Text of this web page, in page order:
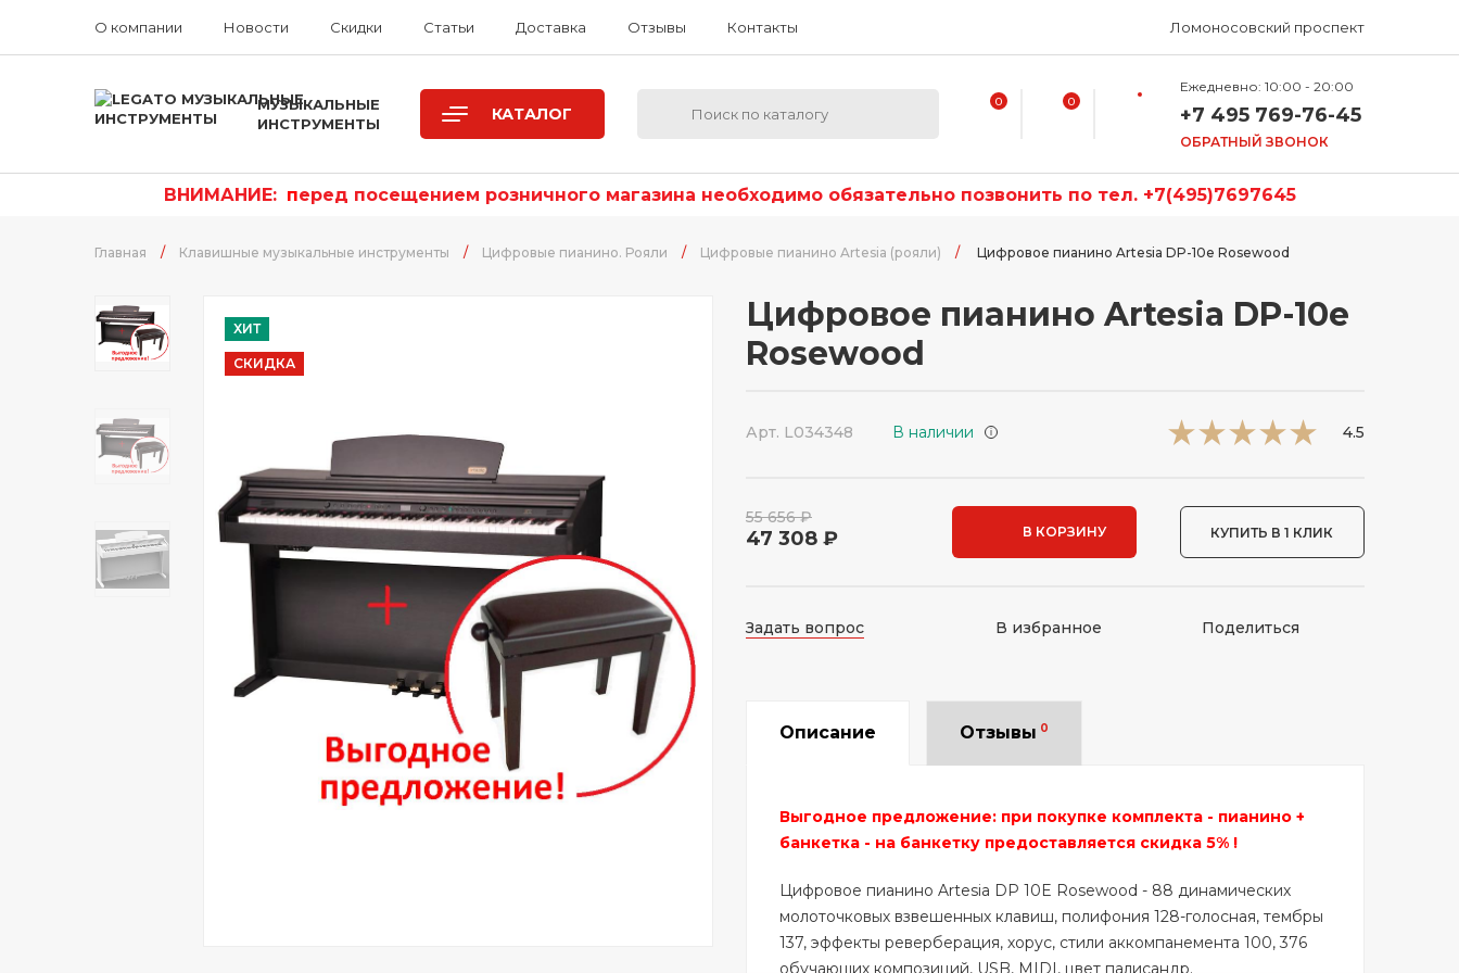
О компании Новости Скидки Статьи Доставка Отзывы Контакты Ломоносовский проспект
МУЗЫКАЛЬНЫЕ
ИНСТРУМЕНТЫ
КАТАЛОГ
0 0
Ежедневно: 10:00 - 20:00
+7 495 769-76-45
ОБРАТНЫЙ ЗВОНОК
ВНИМАНИЕ: перед посещением розничного магазина необходимо обязательно позвонить по тел. +7(495)7697645
Главная / Клавишные музыкальные инструменты / Цифровые пианино. Рояли / Цифровые пианино Artesia (рояли) / Цифровое пианино Artesia DP-10e Rosewood
ХИТ
СКИДКА
Цифровое пианино Artesia DP-10e
Rosewood
Арт. L034348 В наличии i 4.5
55 656 ₽
47 308 ₽ В КОРЗИНУ КУПИТЬ В 1 КЛИК
Задать вопрос В избранное Поделиться
Описание Отзывы 0
Выгодное предложение: при покупке комплекта - пианино +
банкетка - на банкетку предоставляется скидка 5% !
Цифровое пианино Artesia DP 10E Rosewood - 88 динамических
молоточковых взвешенных клавиш, полифония 128-голосная, тембры
137, эффекты реверберация, хорус, стили аккомпанемента 100, 376
обучающих композиций, USB, MIDI, цвет палисандр.